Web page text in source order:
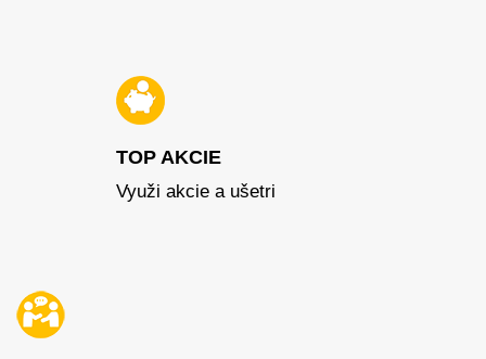
TOP AKCIE
Využi akcie a ušetri